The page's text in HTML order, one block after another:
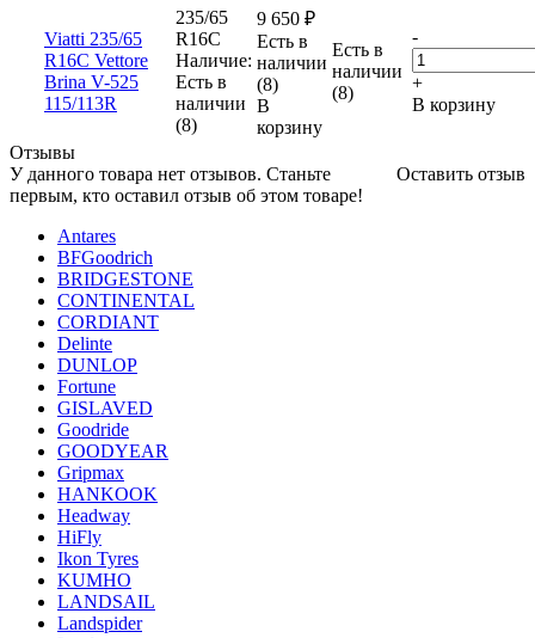
Viatti 235/65
R16C Vettore
Brina V-525
115/113R
235/65
R16C
Наличие:
Есть в
наличии
(8)
9 650 ₽
Есть в
наличии
(8)
В
корзину
Есть в
наличии
(8)
-
+
В корзину
Отзывы
Оставить отзыв
У данного товара нет отзывов. Станьте
первым, кто оставил отзыв об этом товаре!
Antares
BFGoodrich
BRIDGESTONE
CONTINENTAL
CORDIANT
Delinte
DUNLOP
Fortune
GISLAVED
Goodride
GOODYEAR
Gripmax
HANKOOK
Headway
HiFly
Ikon Tyres
KUMHO
LANDSAIL
Landspider